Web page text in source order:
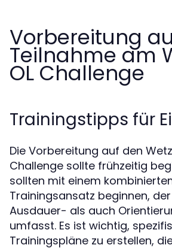
Vorbereitung
Teilnahme am
OL Challenge
Trainingstipps für
Die Vorbereitung auf den
Challenge sollte frühzeitig
sollten mit einem
Trainingsansatz beginnen,
Ausdauer- als auch
umfasst. Es ist wichtig,
Trainingspläne zu erstellen,